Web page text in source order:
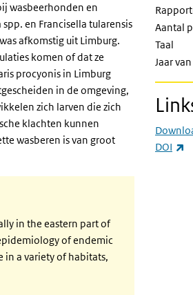
wasbeerhonden en
en Francisella tularensis
afkomstig uit Limburg.
komen of dat ze
procyonis in Limburg
in de omgeving,
zich larven die zich
klachten kunnen
wasberen is van groot
in the eastern part of
of endemic
in a variety of habitats,
Aantal
Taal
Jaar
DOI